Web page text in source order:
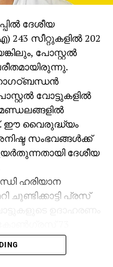
ബിജെപി
സംഭവമുള്‍പ്പെടെ
ഒരു
തന്നെ ജഡ്ജി
പരാതി നല്‍കി.
ഹിന്ദുത്വ സംഘം
ദേശീയ
സീറ്റുകളില്‍ 202
പോസ്റ്റല്‍
വോട്ടുകളില്‍
ഈ വൈരുദ്ധ്യം
സംഭവങ്ങള്‍ക്ക്
ദേശീയ
ഹരിയാന
ചൂണ്ടിക്കാട്ടി പ്രസ്
ഫലത്തില്‍ 37